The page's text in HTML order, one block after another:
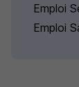
Emploi
Emploi